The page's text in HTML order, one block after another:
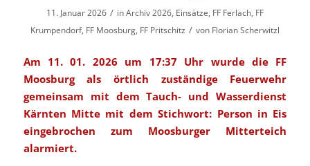
11. Januar 2026 / inArchiv 2026, Einsätze, FF Ferlach, FF
Krumpendorf, FF Moosburg, FF Pritschitz / von Florian Scherwitzl
Am 11. 01. 2026 um 17:37 Uhr wurde die FF
Moosburg als örtlich zuständige Feuerwehr
gemeinsam mit dem Tauch- und Wasserdienst
Kärnten Mitte mit dem Stichwort: Person in Eis
eingebrochen zum Moosburger Mitterteich
alarmiert.